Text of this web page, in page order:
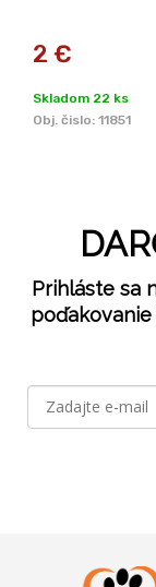
2 €
Skladom 22 ks
Obj. čislo: 11851
Prihláste sa